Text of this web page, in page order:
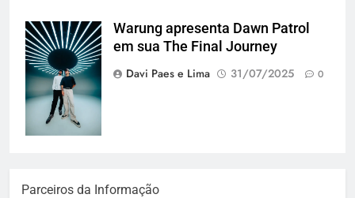
Maz e antdot
(Foto
@euandrequeiroz)
Warung apresenta Dawn Patrol
em sua The Final Journey
Davi Paes e Lima
31/07/2025 0
Parceiros da Informação